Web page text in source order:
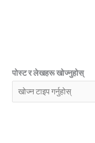
पोस्ट र लेखहरू खोज्नुहोस्